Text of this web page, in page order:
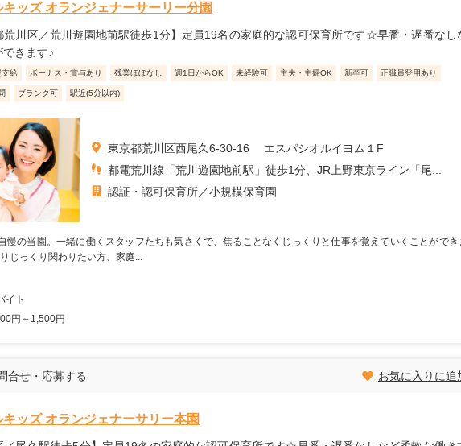
ッズ オランジェナーサーリー分園
川区／荒川遊園地前駅徒歩1分】定員19名の家庭的な認可保育所です☆早番・遅番なし
きます♪
支給 ボーナス・賞与あり 残業ほぼなし 週1日からOK 未経験可 主夫・主婦OK 新卒可 正職員登用あり
ブランク可 駅近(5分以内)
東京都荒川区西尾久6-30-16 エスパシオルイヨム１F
都電荒川線「荒川遊園地前駅」徒歩1分、JR上野東京ライン「尾...
認証・認可保育所
小規模保育園
慢の当園。一緒に働くスタッフたちも気さくで、焦ることなくじっくりと仕事を覚えていくことができ
じっくり関わりたい方、家庭...
イト
円～1,500円
合せ・応募する お気に入りに追
ッズ オランジェナーサリー本園